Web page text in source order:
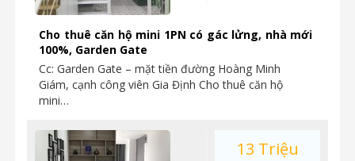
Cho thuê căn hộ mini 1PN có gác lửng, nhà mới
100%, Garden Gate
Cc: Garden Gate – mặt tiền đường Hoàng Minh
Giám, cạnh công viên Gia Định Cho thuê căn hộ
mini…
13 Triệu